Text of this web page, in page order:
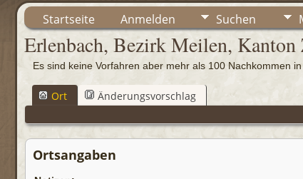
Startseite Anmelden Suchen
Erlenbach, Bezirk Meilen,
Es sind keine Vorfahren aber mehr als 100 Nachkommen in
Ort Änderungsvorschlag
Ortsangaben